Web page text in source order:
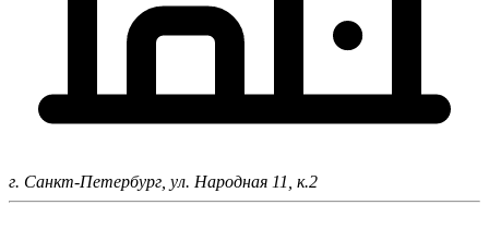
г. Санкт-Петербург, ул. Народная 11, к.2